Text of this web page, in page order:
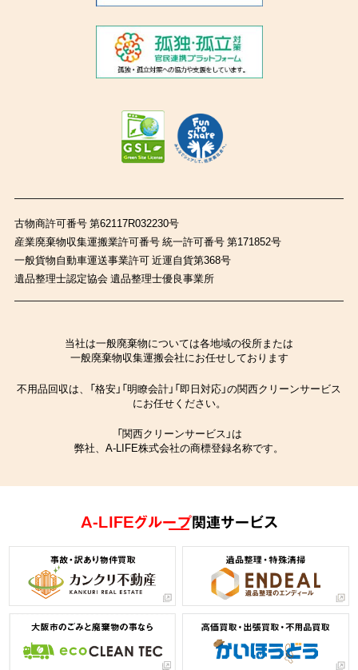
古物商許可番号 第62117R032230号
産業廃棄物収集運搬業許可番号 統一許可番号 第171852号
一般貨物自動車運送事業許可 近運自貨第368号
遺品整理士認定協会 遺品整理士優良事業所
当社は一般廃棄物については各地域の役所または
一般廃棄物収集運搬会社にお任せしております
不用品回収は、「格安」「明瞭会計」「即日対応」の関西クリーンサービス
にお任せください。
「関西クリーンサービス」は
弊社、A-LIFE株式会社の商標登録名称です。
A-LIFEグループ関連サービス